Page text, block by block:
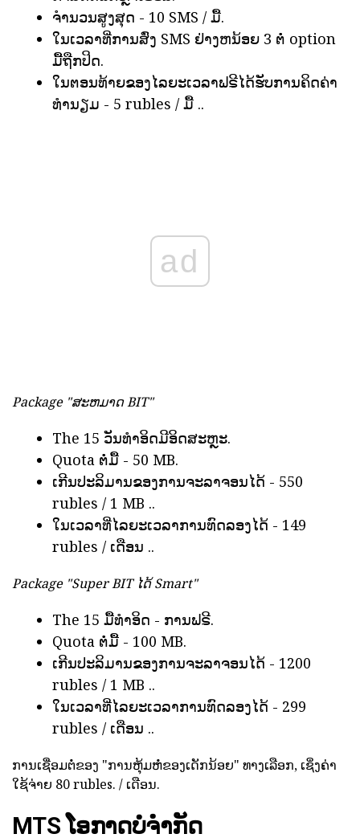
ຈໍານວນສູງສຸດ - 10 SMS / ມື້.
ໃນເວລາທີ່ການສົ່ງ SMS ຢ່າງຫນ້ອຍ 3 ຕໍ່ option
ມື້ຖືກປິດ.
ໃນຕອນທ້າຍຂອງໄລຍະເວລາຟຣີໄດ້ຮັບການຄິດຄ່າ
ທໍານຽມ - 5 rubles / ມື້ ..
ad
Package "ສະຫມາດ BIT"
The 15 ວັນທໍາອິດມີອິດສະຫຼະ.
Quota ຕໍ່ມື້ - 50 MB.
ເກີນປະລິມານຂອງການຈະລາຈອນໄດ້ - 550
rubles / 1 MB ..
ໃນເວລາທີ່ໄລຍະເວລາການທົດລອງໄດ້ - 149
rubles / ເດືອນ ..
Package "Super BIT ໄດ້ Smart"
The 15 ມື້ທໍາອິດ - ການຟຣີ.
Quota ຕໍ່ມື້ - 100 MB.
ເກີນປະລິມານຂອງການຈະລາຈອນໄດ້ - 1200
rubles / 1 MB ..
ໃນເວລາທີ່ໄລຍະເວລາການທົດລອງໄດ້ - 299
rubles / ເດືອນ ..
ການເຊື່ອມຕໍ່ຂອງ "ການຫຸ້ມຫໍ່ຂອງເດັກນ້ອຍ" ທາງເລືອກ, ເຊິ່ງຄ່າ
ໃຊ້ຈ່າຍ 80 rubles. / ເດືອນ.
MTS ໂອກາດບໍ່ຈໍາກັດ